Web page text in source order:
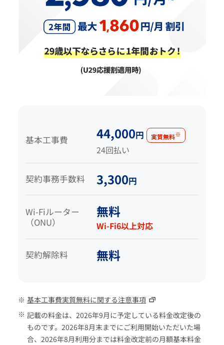
基本工事費 44,000円 実質無料※
24回払い
契約事務手数料 3,300円
Wi-Fiルーター
（ONU）
無料
Wi-Fi6以上対応
契約解除料 無料
基本工事費実質無料に関する注意事項
記載の料金は、2026年9月に予定している料金改定後の
ものです。2026年8月末までにご利用開始いただいた場
合、2026年8月利用分までは料金改定前の月額基本料金